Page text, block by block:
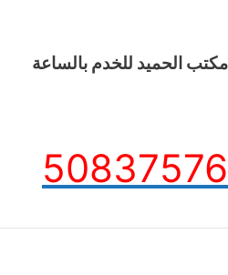
مكتب الحميد للخدم بالساعة
50837576